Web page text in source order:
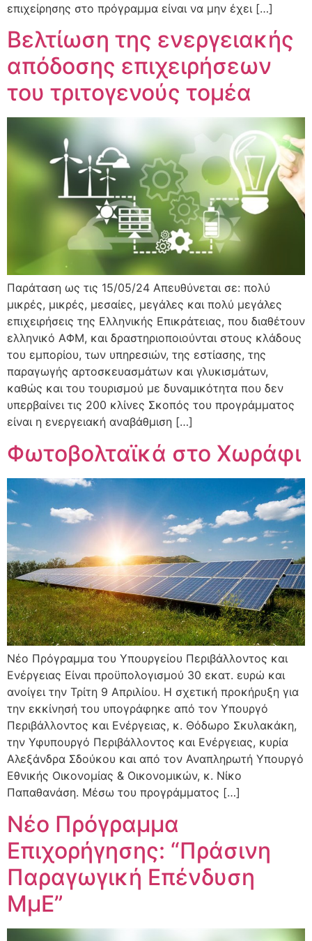
επιχείρησης στο πρόγραμμα είναι να μην έχει […]
Βελτίωση της ενεργειακής
απόδοσης επιχειρήσεων
του τριτογενούς τομέα
Παράταση ως τις 15/05/24 Απευθύνεται σε: πολύ
μικρές, μικρές, μεσαίες, μεγάλες και πολύ μεγάλες
επιχειρήσεις της Ελληνικής Επικράτειας, που διαθέτουν
ελληνικό ΑΦΜ, και δραστηριοποιούνται στους κλάδους
του εμπορίου, των υπηρεσιών, της εστίασης, της
παραγωγής αρτοσκευασμάτων και γλυκισμάτων,
καθώς και του τουρισμού με δυναμικότητα που δεν
υπερβαίνει τις 200 κλίνες Σκοπός του προγράμματος
είναι η ενεργειακή αναβάθμιση […]
Φωτοβολταϊκά στο Χωράφι
Νέο Πρόγραμμα του Υπουργείου Περιβάλλοντος και
Ενέργειας Είναι προϋπολογισμού 30 εκατ. ευρώ και
ανοίγει την Τρίτη 9 Απριλίου. Η σχετική προκήρυξη για
την εκκίνησή του υπογράφηκε από τον Υπουργό
Περιβάλλοντος και Ενέργειας, κ. Θόδωρο Σκυλακάκη,
την Υφυπουργό Περιβάλλοντος και Ενέργειας, κυρία
Αλεξάνδρα Σδούκου και από τον Αναπληρωτή Υπουργό
Εθνικής Οικονομίας & Οικονομικών, κ. Νίκο
Παπαθανάση. Μέσω του προγράμματος […]
Νέο Πρόγραμμα
Επιχορήγησης: “Πράσινη
Παραγωγική Επένδυση
ΜμΕ”